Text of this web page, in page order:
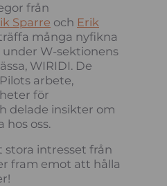
från
Sparre och Erik
många nyfikna
W-sektionens
WIRIDI. De
arbete,
för
delade insikter om
hos oss.
stora intresset från
fram emot att hålla